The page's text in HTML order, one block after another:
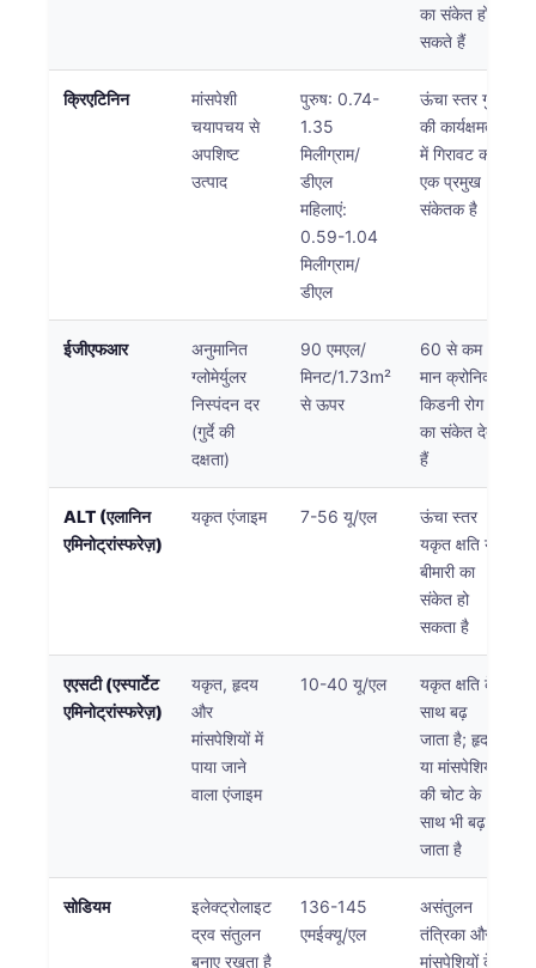
का संकेत हो
सकते हैं
क्रिएटिनिन
मांसपेशी
चयापचय से
अपशिष्ट
उत्पाद
पुरुष: 0.74-
1.35
मिलीग्राम/
डीएल
महिलाएं:
0.59-1.04
मिलीग्राम/
डीएल
ऊंचा स्तर गुर्दे
की कार्यक्षमता
में गिरावट का
एक प्रमुख
संकेतक है
ईजीएफआर
अनुमानित
ग्लोमेर्युलर
निस्पंदन दर
(गुर्दे की
दक्षता)
90 एमएल/
मिनट/1.73m²
से ऊपर
60 से कम
मान क्रोनिक
किडनी रोग
का संकेत देते
हैं
ALT (एलानिन
एमिनोट्रांस्फरेज़)
यकृत एंजाइम 7-56 यू/एल
ऊंचा स्तर
यकृत क्षति या
बीमारी का
संकेत हो
सकता है
एएसटी (एस्पार्टेट
एमिनोट्रांस्फरेज़)
यकृत, हृदय
और
मांसपेशियों में
पाया जाने
वाला एंजाइम
10-40 यू/एल
यकृत क्षति के
साथ बढ़
जाता है; हृदय
या मांसपेशियों
की चोट के
साथ भी बढ़
जाता है
सोडियम
इलेक्ट्रोलाइट
द्रव संतुलन
बनाए रखता है
136-145
एमईक्यू/एल
असंतुलन
तंत्रिका और
मांसपेशियों के